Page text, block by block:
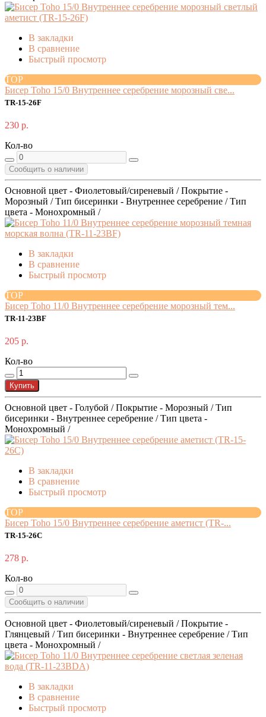
В закладки
В сравнение
Быстрый просмотр
TOP
Бисер Toho 15/0 Внутреннее серебрение морозный све...
TR-15-26F
230 р.
Кол-во
Сообщить о наличии
Основной цвет - Фиолетовый/сиреневый / Покрытие -
Морозный / Тип бисеринки - Внутреннее серебрение / Тип
цвета - Монохромный /
В закладки
В сравнение
Быстрый просмотр
TOP
Бисер Toho 11/0 Внутреннее серебрение морозный тем...
TR-11-23BF
205 р.
Кол-во
Купить
Основной цвет - Голубой / Покрытие - Морозный / Тип
бисеринки - Внутреннее серебрение / Тип цвета -
Монохромный /
В закладки
В сравнение
Быстрый просмотр
TOP
Бисер Toho 15/0 Внутреннее серебрение аметист (TR-...
TR-15-26C
278 р.
Кол-во
Сообщить о наличии
Основной цвет - Фиолетовый/сиреневый / Покрытие -
Глянцевый / Тип бисеринки - Внутреннее серебрение / Тип
цвета - Монохромный /
В закладки
В сравнение
Быстрый просмотр